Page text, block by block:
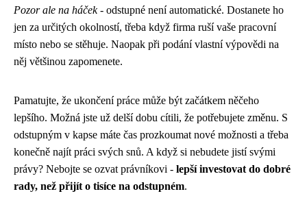
Pozor ale na háček- odstupné není automatické. Dostanete ho
jen za určitých okolností, třeba když firma ruší vaše pracovní
místo nebo se stěhuje. Naopak při podání vlastní výpovědi na
něj většinou zapomenete.
Pamatujte, že ukončení práce může být začátkem něčeho
lepšího. Možná jste už delší dobu cítili, že potřebujete změnu. S
odstupným v kapse máte čas prozkoumat nové možnosti a třeba
konečně najít práci svých snů. A když si nebudete jistí svými
právy? Nebojte se ozvat právníkovi - lepší investovat do dobré
rady, než přijít o tisíce na odstupném.